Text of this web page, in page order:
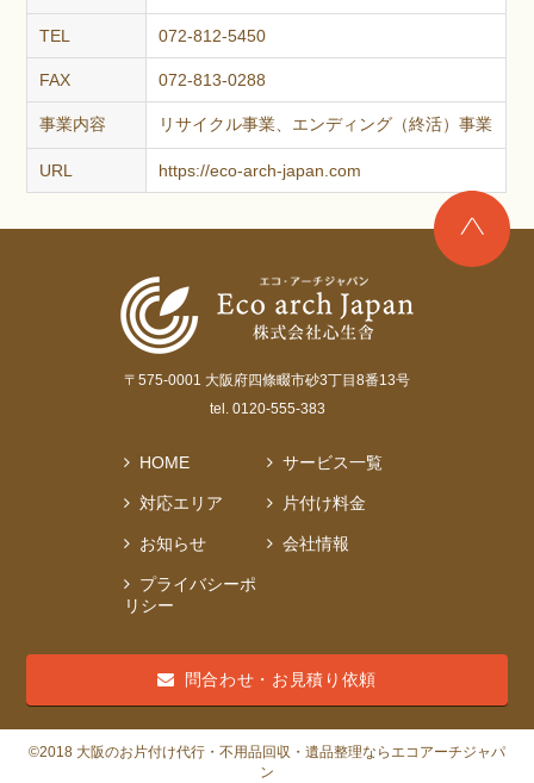
TEL 072-812-5450
FAX 072-813-0288
事業内容 リサイクル事業、エンディング（終活）事業
URL https://eco-arch-japan.com
〒575-0001 大阪府四條畷市砂3丁目8番13号
tel. 0120-555-383
HOME サービス一覧
対応エリア 片付け料金
お知らせ 会社情報
プライバシーポ
リシー
問合わせ・お見積り依頼
©2018 大阪のお片付け代行・不用品回収・遺品整理ならエコアーチジャパ
ン